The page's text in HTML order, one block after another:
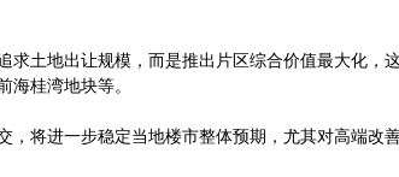
土地出让规模，而是推出片区综合价值最大化，
海桂湾地块等。
将进一步稳定当地楼市整体预期，尤其对高端改